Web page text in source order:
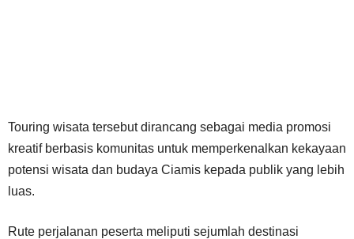
Touring wisata tersebut dirancang sebagai media promosi
kreatif berbasis komunitas untuk memperkenalkan kekayaan
potensi wisata dan budaya Ciamis kepada publik yang lebih
luas.
Rute perjalanan peserta meliputi sejumlah destinasi